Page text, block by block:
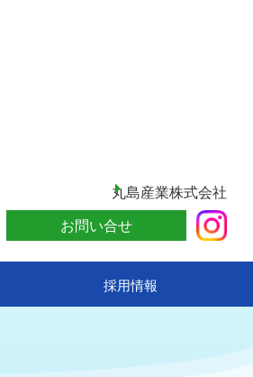
丸島産業株式会社
お問い合せ
採用情報